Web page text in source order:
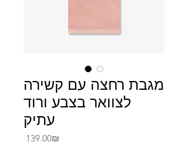
מגבת רחצה עם קשירה
לצוואר בצבע ורוד
עתיק
‏139.00 ‏₪